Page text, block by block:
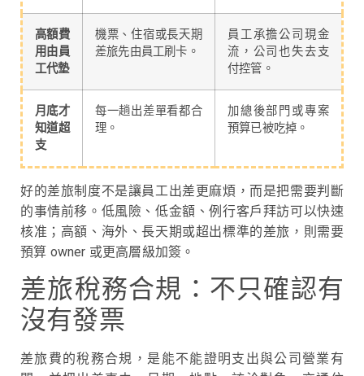
高額費
用由員
工代墊
機票、住宿或長天期
差旅先由員工刷卡。
員工承擔公司現金
流，公司也失去支
付控管。
月底才
知道超
支
每一趟出差單看都合
理。
加總後部門或專案
預算已被吃掉。
好的差旅制度不是讓員工出差更麻煩，而是把需要判斷
的事情前移。低風險、低金額、例行客戶拜訪可以快速
核准；高額、海外、長天期或超出標準的差旅，則需要
預算 owner 或更高層級加簽。
差旅稅務合規：不只確認有
沒有發票
差旅費的稅務合規，是能不能證明支出與公司營業有